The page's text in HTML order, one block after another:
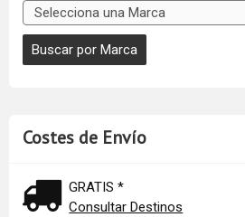
Costes de Envío
GRATIS *
Consultar Destinos